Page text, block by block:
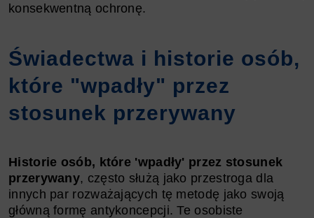
konsekwentną ochronę.
Świadectwa i historie osób,
które "wpadły" przez
stosunek przerywany
Historie osób, które 'wpadły' przez stosunek
przerywany, często służą jako przestroga dla
innych par rozważających tę metodę jako swoją
główną formę antykoncepcji. Te osobiste